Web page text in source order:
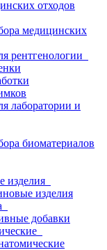
отходов
медицинских
рентгенологии
лаборатории и
биоматериалов
изделия
изделия
добавки